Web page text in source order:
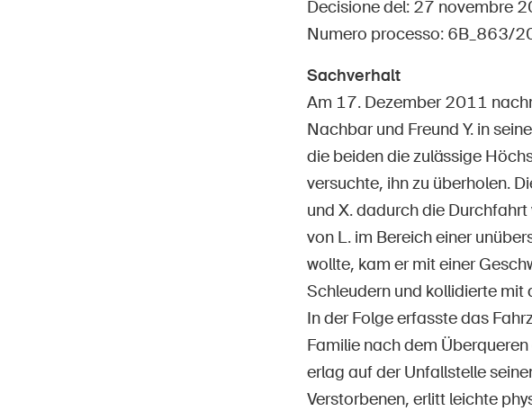
Home
Decisione del: 27 novembre
Numero processo: 6B_863/
Sachverhalt
Am 17. Dezember 2011
Nachbar und Freund Y. in
die beiden die zulässige
versuchte, ihn zu überholen.
und X. dadurch die
von L. im Bereich einer
wollte, kam er mit einer
Schleudern und kollidierte mit
In der Folge erfasste das
Familie nach dem
erlag auf der Unfallstelle
Verstorbenen, erlitt leichte